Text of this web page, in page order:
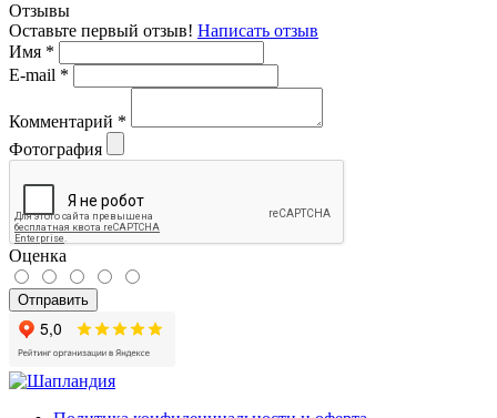
Отзывы
Оставьте первый отзыв! Написать отзыв
Имя *
E-mail *
Комментарий *
Фотография
Оценка
Отправить